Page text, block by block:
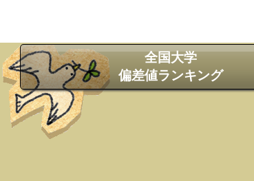
全国大学
偏差値ランキング